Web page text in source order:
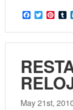
Facebook
Twitter
May 21st,